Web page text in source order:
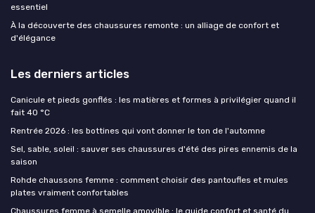
essentiel
À la découverte des chaussures remonte : un alliage de confort et
d'élégance
Les derniers articles
Canicule et pieds gonflés : les matières et formes à privilégier quand il
fait 40 °C
Rentrée 2026 : les bottines qui vont donner le ton de l'automne
Sel, sable, soleil : sauver ses chaussures d'été des pires ennemis de la
saison
Rohde chaussons femme : comment choisir des pantoufles et mules
plates vraiment confortables
Chaussures femme à semelle amovible : le guide confort et santé du